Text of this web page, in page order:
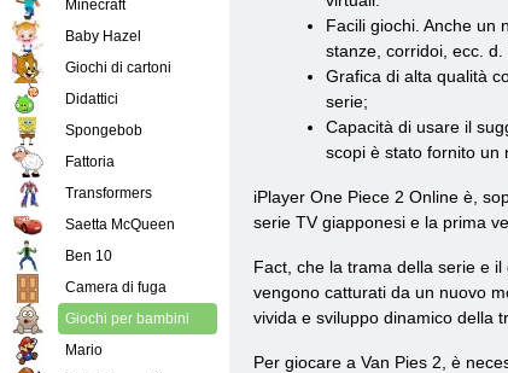
Facili giochi. Anche un
stanze, corridoi, ecc.
Grafica di alta qualità
serie;
Capacità di usare il
scopi è stato fornito un
iPlayer One Piece 2 Online è,
serie TV giapponesi e la prima
Fact, che la trama della serie e
vengono catturati da un nuovo
vivida e sviluppo dinamico della
Per giocare a Van Pies 2, è
Minecraft
Baby Hazel
Giochi di cartoni
Didattici
Spongebob
Fattoria
Transformers
Saetta McQueen
Ben 10
Camera di fuga
Giochi per bambini
Mario